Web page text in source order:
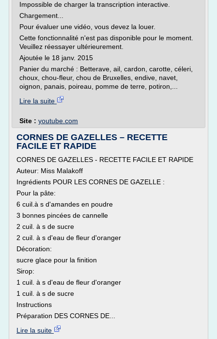
Impossible de charger la transcription interactive.
Chargement...
Pour évaluer une vidéo, vous devez la louer.
Cette fonctionnalité n'est pas disponible pour le moment.
Veuillez réessayer ultérieurement.
Ajoutée le 18 janv. 2015
Panier du marché : Betterave, ail, cardon, carotte, céleri,
choux, chou-fleur, chou de Bruxelles, endive, navet,
oignon, panais, poireau, pomme de terre, potiron,...
Lire la suite
Site : youtube.com
CORNES DE GAZELLES – RECETTE
FACILE ET RAPIDE
CORNES DE GAZELLES - RECETTE FACILE ET RAPIDE
Auteur: Miss Malakoff
Ingrédients POUR LES CORNES DE GAZELLE :
Pour la pâte:
6 cuil.à s d'amandes en poudre
3 bonnes pincées de cannelle
2 cuil. à s de sucre
2 cuil. à s d'eau de fleur d'oranger
Décoration:
sucre glace pour la finition
Sirop:
1 cuil. à s d'eau de fleur d'oranger
1 cuil. à s de sucre
Instructions
Préparation DES CORNES DE...
Lire la suite